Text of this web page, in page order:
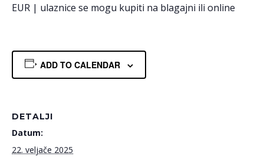
EUR | ulaznice se mogu kupiti na blagajni ili online
ADD TO CALENDAR
DETALJI
Datum:
22. veljače 2025